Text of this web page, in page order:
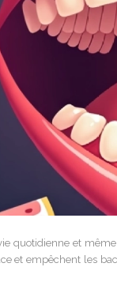
quotidienne et
et empêchent les